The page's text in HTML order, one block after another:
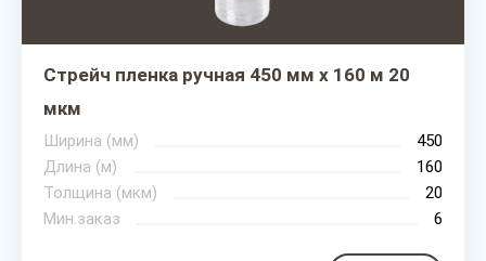
Стрейч пленка ручная 450 мм х 160 м 20
мкм
Ширина (мм)
450
Длина (м)
160
Толщина (мкм)
20
Мин.заказ
6